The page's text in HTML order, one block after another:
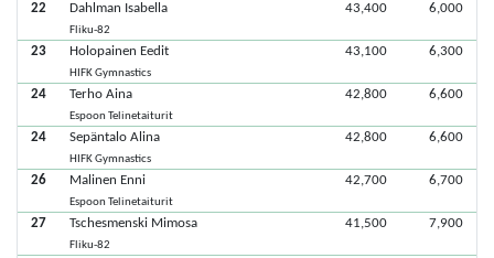
22 Dahlman Isabella
Fliku-82
43,400 6,000
23 Holopainen Eedit
HIFK Gymnastics
43,100 6,300
24 Terho Aina
Espoon Telinetaiturit
42,800 6,600
24 Sepäntalo Alina
HIFK Gymnastics
42,800 6,600
26 Malinen Enni
Espoon Telinetaiturit
42,700 6,700
27 Tschesmenski Mimosa
Fliku-82
41,500 7,900